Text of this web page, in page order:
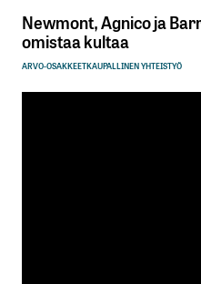
Newmont, Agnico ja
omistaa kultaa
ARVO-OSAKKEETKAUPALLINEN YHTEISTYÖ